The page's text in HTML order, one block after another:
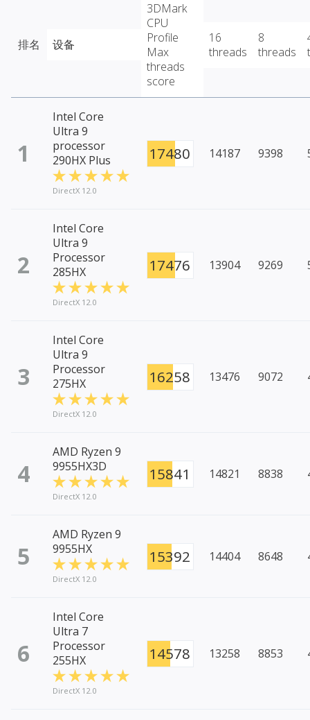
排名 设备
3DMark
CPU
Profile
Max
threads
score
16
threads
8
threads
1
Intel Core
Ultra 9
processor
290HX Plus
DirectX 12.0
17480 14187 9398
2
Intel Core
Ultra 9
Processor
285HX
DirectX 12.0
17476 13904 9269
3
Intel Core
Ultra 9
Processor
275HX
DirectX 12.0
16258 13476 9072
4
AMD Ryzen 9
9955HX3D
DirectX 12.0
15841 14821 8838
5
AMD Ryzen 9
9955HX
DirectX 12.0
15392 14404 8648
6
Intel Core
Ultra 7
Processor
255HX
DirectX 12.0
14578 13258 8853